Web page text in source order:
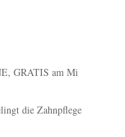
GRATIS am Mi
die Zahnpflege